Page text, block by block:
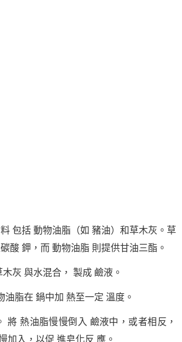
包括 動物油脂（如 豬油）和草木灰。草
酸 鉀，而 動物油脂 則提供甘油三酯。
灰 與水混合， 製成 鹼液。
油脂在 鍋中加 熱至一定 溫度。
將 熱油脂慢慢倒入 鹼液中，或者相反，
加入，以促 進皂化反 應。